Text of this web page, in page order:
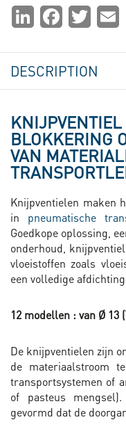
PartagerLinkedInFacebookTwitter
DESCRIPTION
KNIJPVENTIEL
BLOKKERING
VAN
Knijpventielen maken
in pneumatische
Goedkope oplossing,
onderhoud,
vloeistoffen zoals
een volledige
12 modellen : van Ø 13
De knijpventielen zijn
de materiaalstroom
transportsystemen of
of pasteus
gevormd dat de